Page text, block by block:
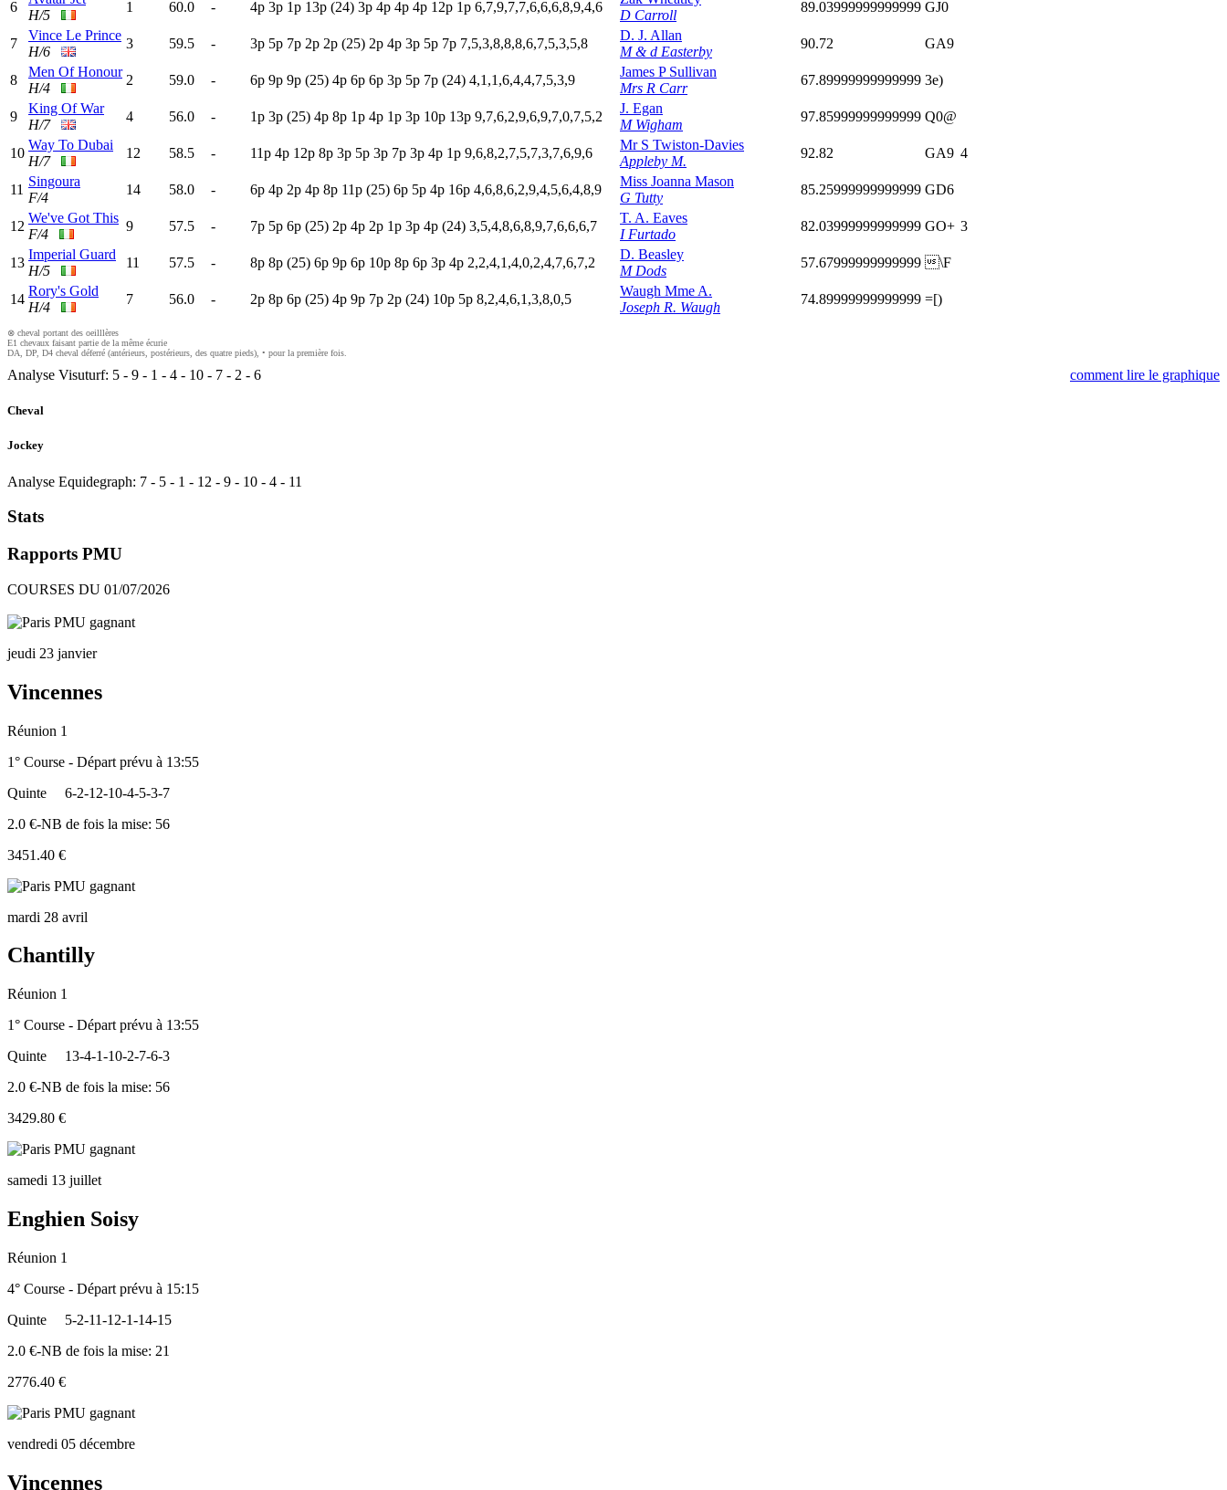
6
H/5
1 60.0 - 4p 3p 1p 13p (24) 3p 4p 4p 4p 12p 1p 6,7,9,7,7,6,6,6,8,9,4,6
D Carroll
89.03999999999999 GJ0
7
Vince Le Prince
H/6
3 59.5 - 3p 5p 7p 2p 2p (25) 2p 4p 3p 5p 7p 7,5,3,8,8,8,6,7,5,3,5,8
D. J. Allan
M & d Easterby
90.72 GA9
8
Men Of Honour
H/4
2 59.0 - 6p 9p 9p (25) 4p 6p 6p 3p 5p 7p (24) 4,1,1,6,4,4,7,5,3,9
James P Sullivan
Mrs R Carr
67.89999999999999 3e)
9
King Of War
H/7
4 56.0 - 1p 3p (25) 4p 8p 1p 4p 1p 3p 10p 13p 9,7,6,2,9,6,9,7,0,7,5,2
J. Egan
M Wigham
97.85999999999999 Q0@
10
Way To Dubai
H/7
12 58.5 - 11p 4p 12p 8p 3p 5p 3p 7p 3p 4p 1p 9,6,8,2,7,5,7,3,7,6,9,6
Mr S Twiston-Davies
Appleby M.
92.82 GA9 4
11
Singoura
F/4
14 58.0 - 6p 4p 2p 4p 8p 11p (25) 6p 5p 4p 16p 4,6,8,6,2,9,4,5,6,4,8,9
Miss Joanna Mason
G Tutty
85.25999999999999 GD6
12
We've Got This
F/4
9 57.5 - 7p 5p 6p (25) 2p 4p 2p 1p 3p 4p (24) 3,5,4,8,6,8,9,7,6,6,6,7
T. A. Eaves
I Furtado
82.03999999999999 GO+ 3
13
Imperial Guard
H/5
11 57.5 - 8p 8p (25) 6p 9p 6p 10p 8p 6p 3p 4p 2,2,4,1,4,0,2,4,7,6,7,2
D. Beasley
M Dods
57.67999999999999 \F
14
Rory's Gold
H/4
7 56.0 - 2p 8p 6p (25) 4p 9p 7p 2p (24) 10p 5p 8,2,4,6,1,3,8,0,5
Waugh Mme A.
Joseph R. Waugh
74.89999999999999 =[)
⊗ cheval portant des oeilllères
E1 chevaux faisant partie de la même écurie
DA, DP, D4 cheval déferré (antérieurs, postérieurs, des quatre pieds), • pour la première fois.
Analyse Visuturf: 5 - 9 - 1 - 4 - 10 - 7 - 2 - 6 comment lire le graphique
Cheval
Jockey
Analyse Equidegraph: 7 - 5 - 1 - 12 - 9 - 10 - 4 - 11
Stats
Rapports PMU
COURSES DU 01/07/2026
jeudi 23 janvier
Vincennes
Réunion 1
1° Course - Départ prévu à 13:55
Quinte
6-2-12-10-4-5-3-7
2.0 €-NB de fois la mise: 56
3451.40 €
mardi 28 avril
Chantilly
Réunion 1
1° Course - Départ prévu à 13:55
Quinte
13-4-1-10-2-7-6-3
2.0 €-NB de fois la mise: 56
3429.80 €
samedi 13 juillet
Enghien Soisy
Réunion 1
4° Course - Départ prévu à 15:15
Quinte
5-2-11-12-1-14-15
2.0 €-NB de fois la mise: 21
2776.40 €
vendredi 05 décembre
Vincennes